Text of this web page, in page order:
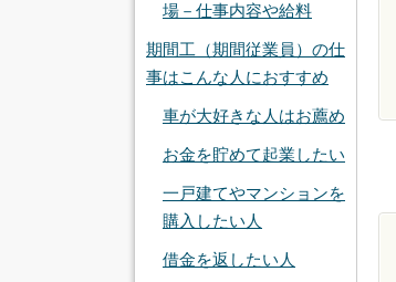
場－仕事内容や給料
期間工（期間従業員）の仕
事はこんな人におすすめ
車が大好きな人はお薦め
お金を貯めて起業したい
一戸建てやマンションを
購入したい人
借金を返したい人